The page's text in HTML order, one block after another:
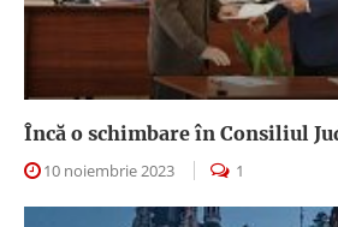
Încă o schimbare în Consiliul
10 noiembrie 2023 1